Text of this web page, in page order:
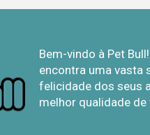
Bem-vindo à Pet
encontra uma vasta
felicidade dos seus
melhor qualidade